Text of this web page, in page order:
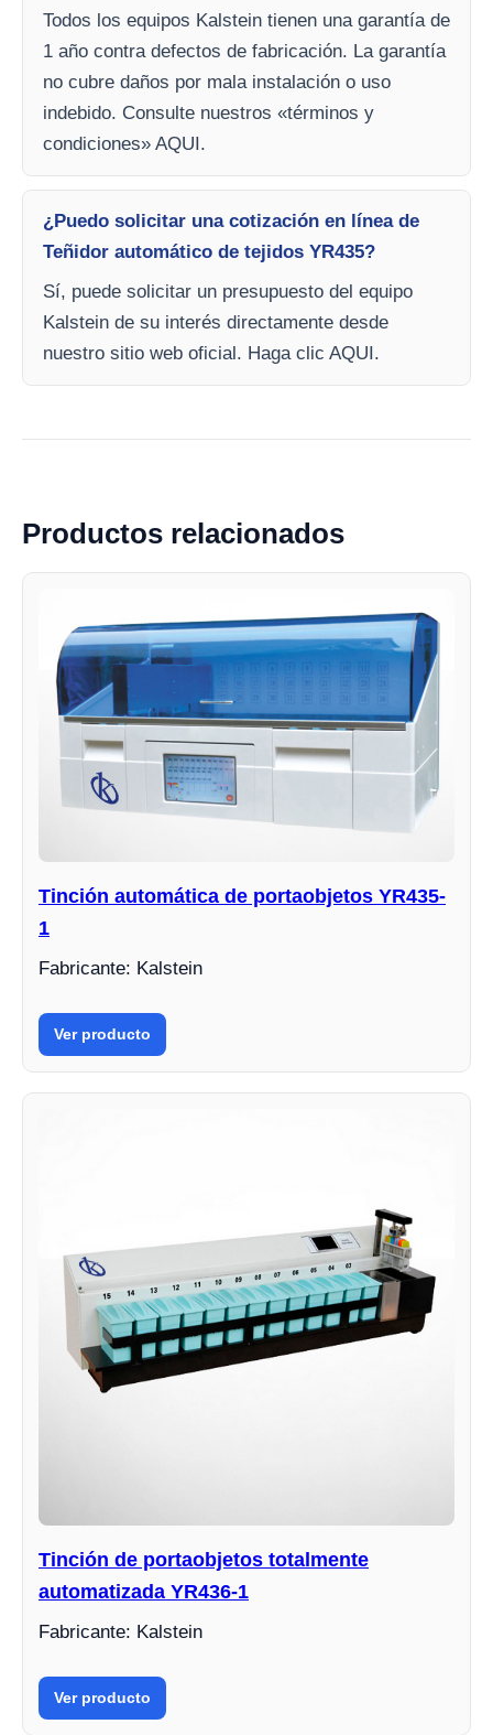
Todos los equipos Kalstein tienen una garantía de
1 año contra defectos de fabricación. La garantía
no cubre daños por mala instalación o uso
indebido. Consulte nuestros «términos y
condiciones» AQUI.
¿Puedo solicitar una cotización en línea de
Teñidor automático de tejidos YR435?
Sí, puede solicitar un presupuesto del equipo
Kalstein de su interés directamente desde
nuestro sitio web oficial. Haga clic AQUI.
Productos relacionados
Tinción automática de portaobjetos YR435-
1
Fabricante: Kalstein
Ver producto
Tinción de portaobjetos totalmente
automatizada YR436-1
Fabricante: Kalstein
Ver producto